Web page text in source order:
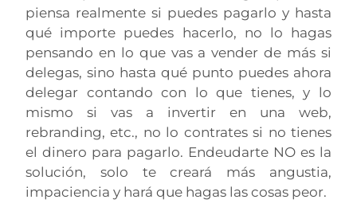
piensa realmente si puedes pagarlo y hasta
qué importe puedes hacerlo, no lo hagas
pensando en lo que vas a vender de más si
delegas, sino hasta qué punto puedes ahora
delegar contando con lo que tienes, y lo
mismo si vas a invertir en una web,
rebranding, etc., no lo contrates si no tienes
el dinero para pagarlo. Endeudarte NO es la
solución, solo te creará más angustia,
impaciencia y hará que hagas las cosas peor.